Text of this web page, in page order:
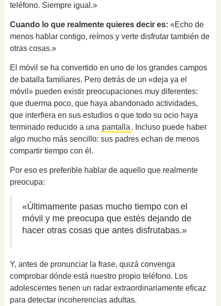
teléfono. Siempre igual.»
Cuando lo que realmente quieres decir es: «Echo de
menos hablar contigo, reírnos y verte disfrutar también de
otras cosas.»
El móvil se ha convertido en uno de los grandes campos
de batalla familiares. Pero detrás de un «deja ya el
móvil» pueden existir preocupaciones muy diferentes:
que duerma poco, que haya abandonado actividades,
que interfiera en sus estudios o que todo su ocio haya
terminado reducido a una pantalla . Incluso puede haber
algo mucho más sencillo: sus padres echan de menos
compartir tiempo con él.
Por eso es preferible hablar de aquello que realmente
preocupa:
«Últimamente pasas mucho tiempo con el
móvil y me preocupa que estés dejando de
hacer otras cosas que antes disfrutabas.»
Y, antes de pronunciar la frase, quizá convenga
comprobar dónde está nuestro propio teléfono. Los
adolescentes tienen un radar extraordinariamente eficaz
para detectar incoherencias adultas.